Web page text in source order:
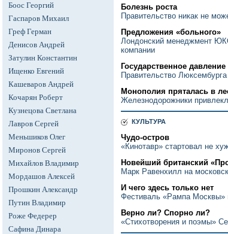
Боос Георгий
Гаспаров Михаил
Греф Герман
Денисов Андрей
Затулин Константин
Ищенко Евгений
Кашеваров Андрей
Кочарян Роберт
Кузнецова Светлана
Лавров Сергей
Меньшиков Олег
Миронов Сергей
Михайлов Владимир
Мордашов Алексей
Прошкин Александр
Путин Владимир
Роже Федерер
Сафина Динара
Болезнь роста
Правительство никак не
Предложения «больного»
Лондонский менеджмент
компании
Государственное давление
Правительство
Монополия пряталась в
Железнодорожники
КУЛЬТУРА
Чудо-остров
«Кинотавр» стартовал не
Новейший британский
Марк Равенхилл на
И чего здесь только нет
Фестиваль «Рампа Москвы»
Верно ли? Спорно ли?
«Стихотворения и поэмы»